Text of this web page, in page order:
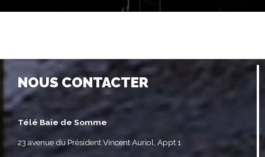
NOUS CONTACTER
Télé Baie de Somme
23 avenue du Président Vincent Auriol, Appt 1